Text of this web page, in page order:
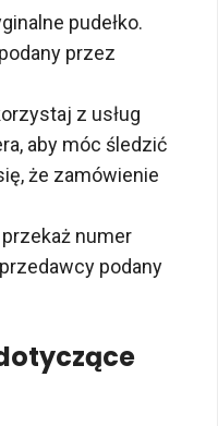
pudełko.
przez
z usług
aby móc śledzić
że zamówienie
numer
podany